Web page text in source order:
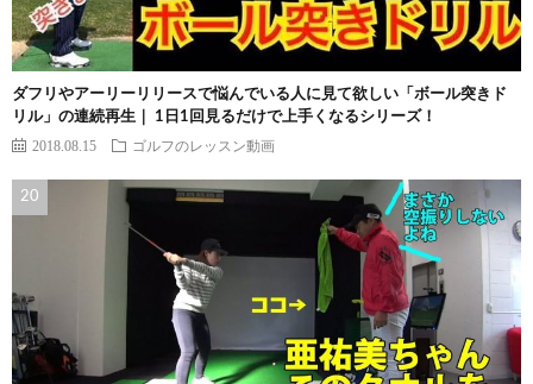
ダフリやアーリーリリースで悩んでいる人に見て欲しい「ボール突きド
リル」の連続再生｜ 1日1回見るだけで上手くなるシリーズ！
2018.08.15 ゴルフのレッスン動画